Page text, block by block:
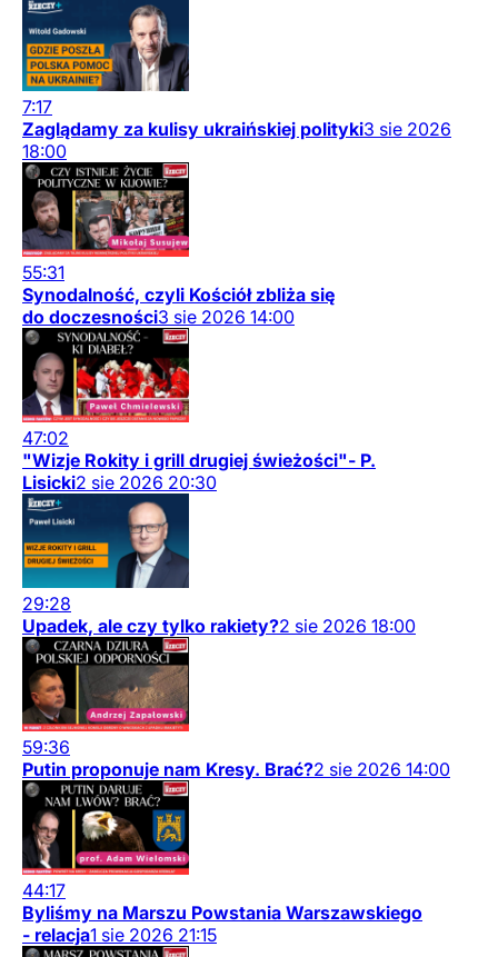
7:17
Zaglądamy za kulisy ukraińskiej polityki3 sie 2026
18:00
55:31
Synodalność, czyli Kościół zbliża się
do doczesności3 sie 2026 14:00
47:02
"Wizje Rokity i grill drugiej świeżości"- P.
Lisicki2 sie 2026 20:30
29:28
Upadek, ale czy tylko rakiety?2 sie 2026 18:00
59:36
Putin proponuje nam Kresy. Brać?2 sie 2026 14:00
44:17
Byliśmy na Marszu Powstania Warszawskiego
- relacja1 sie 2026 21:15